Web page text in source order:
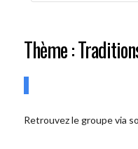
Thème :
Retrouvez le groupe via